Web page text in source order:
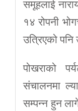
समूहलाई
१४ रोपनी
उत्रिएको
पोखराको
संचालनमा
सम्पन्न हुन